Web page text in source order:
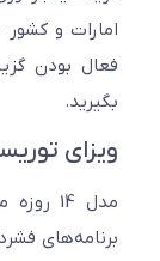
و کشور دیگری در
بودن گزینه
دبی 14 روزه، 30 روزه و 60
مدل 14 روزه
فشرده